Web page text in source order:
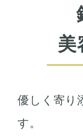
美
優しく寄り
す。